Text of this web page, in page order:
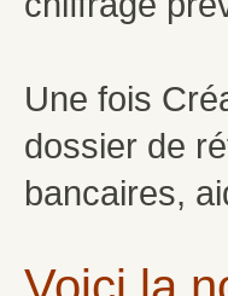
Une fois
dossier de
bancaires,